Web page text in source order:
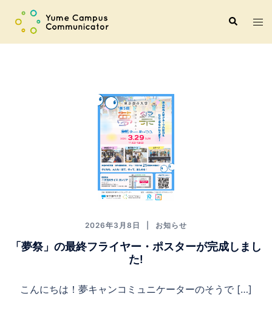
検
索
ト
2026年3月8日 お知らせ
「夢祭」の最終フライヤー・ポスターが完成しまし
た!
こんにちは！夢キャンコミュニケーターのそうで […]